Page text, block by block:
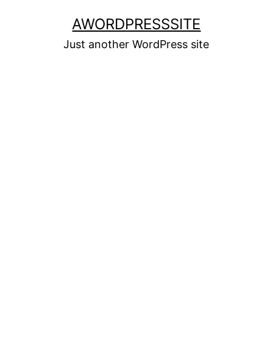
AWORDPRESSSITE
Just another WordPress site